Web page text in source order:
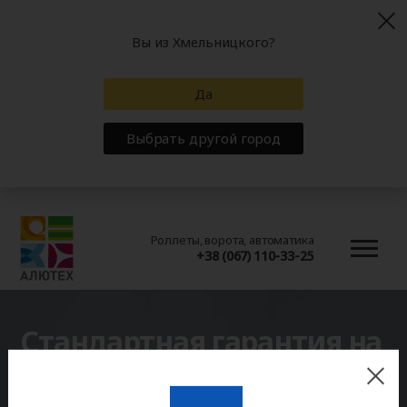
Роллеты, ворота, автоматика
+38 (067) 110-33-25
Стандартная гарантия на
Вы из Хмельницкого?
Да
Выбрать другой город